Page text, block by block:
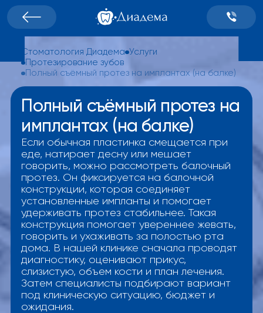
Стоматология Диадема Услуги
Протезирование зубов
Полный съёмный протез на имплантах (на балке)
Полный съёмный протез на
имплантах (на балке)
Если обычная пластинка смещается при
еде, натирает десну или мешает
говорить, можно рассмотреть балочный
протез. Он фиксируется на балочной
конструкции, которая соединяет
установленные импланты и помогает
удерживать протез стабильнее. Такая
конструкция помогает увереннее жевать,
говорить и ухаживать за полостью рта
дома. В нашей клинике сначала проводят
диагностику, оценивают прикус,
слизистую, объем кости и план лечения.
Затем специалисты подбирают вариант
под клиническую ситуацию, бюджет и
ожидания.